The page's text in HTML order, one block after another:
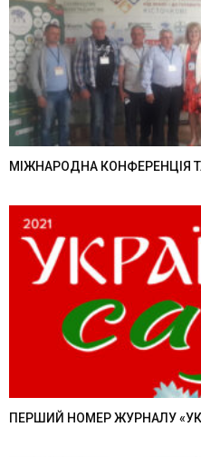
МІЖНАРОДНА КОНФЕРЕНЦІЯ
ПЕРШИЙ НОМЕР ЖУРНАЛУ